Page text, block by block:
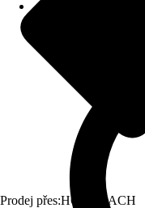
Prodej přes:HORNBACH